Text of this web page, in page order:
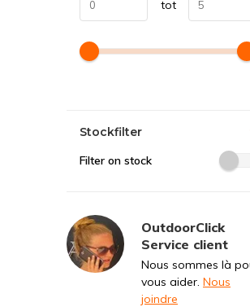
tot
Stockfilter
Filter on stock
OutdoorClick
Service client
Nous sommes là
vous aider. Nous
joindre